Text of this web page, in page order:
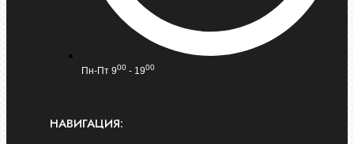
Пн-Пт 900 - 1900
НАВИГАЦИЯ: